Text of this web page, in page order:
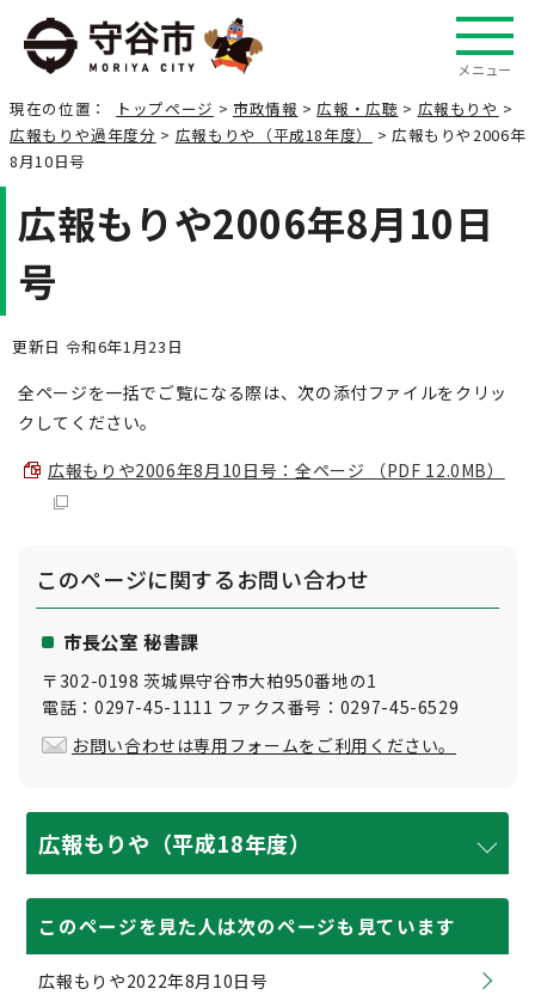
メニュー
現在の位置： トップページ > 市政情報 >広報・広聴 > 広報もりや >
広報もりや過年度分 > 広報もりや（平成18年度）
> 広報もりや2006年
8月10日号
広報もりや2006年8月10日
号
更新日 令和6年1月23日
全ページを一括でご覧になる際は、次の添付ファイルをクリッ
クしてください。
広報もりや2006年8月10日号：全ページ （PDF 12.0MB）
このページに関するお問い合わせ
市長公室 秘書課
〒302-0198 茨城県守谷市大柏950番地の1
電話：0297-45-1111 ファクス番号：0297-45-6529
お問い合わせは専用フォームをご利用ください。
広報もりや（平成18年度）
このページを見た人は次のページも見ています
広報もりや2022年8月10日号